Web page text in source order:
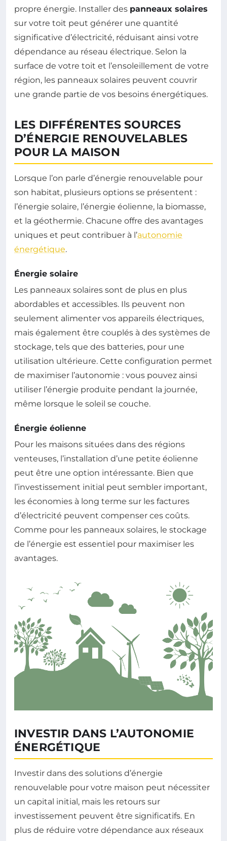
propre énergie. Installer des panneaux solaires
sur votre toit peut générer une quantité
significative d’électricité, réduisant ainsi votre
dépendance au réseau électrique. Selon la
surface de votre toit et l’ensoleillement de votre
région, les panneaux solaires peuvent couvrir
une grande partie de vos besoins énergétiques.
LES DIFFÉRENTES SOURCES
D’ÉNERGIE RENOUVELABLES
POUR LA MAISON
Lorsque l’on parle d’énergie renouvelable pour
son habitat, plusieurs options se présentent :
l’énergie solaire, l’énergie éolienne, la biomasse,
et la géothermie. Chacune offre des avantages
uniques et peut contribuer à l’autonomie
énergétique.
Énergie solaire
Les panneaux solaires sont de plus en plus
abordables et accessibles. Ils peuvent non
seulement alimenter vos appareils électriques,
mais également être couplés à des systèmes de
stockage, tels que des batteries, pour une
utilisation ultérieure. Cette configuration permet
de maximiser l’autonomie : vous pouvez ainsi
utiliser l’énergie produite pendant la journée,
même lorsque le soleil se couche.
Énergie éolienne
Pour les maisons situées dans des régions
venteuses, l’installation d’une petite éolienne
peut être une option intéressante. Bien que
l’investissement initial peut sembler important,
les économies à long terme sur les factures
d’électricité peuvent compenser ces coûts.
Comme pour les panneaux solaires, le stockage
de l’énergie est essentiel pour maximiser les
avantages.
INVESTIR DANS L’AUTONOMIE
ÉNERGÉTIQUE
Investir dans des solutions d’énergie
renouvelable pour votre maison peut nécessiter
un capital initial, mais les retours sur
investissement peuvent être significatifs. En
plus de réduire votre dépendance aux réseaux